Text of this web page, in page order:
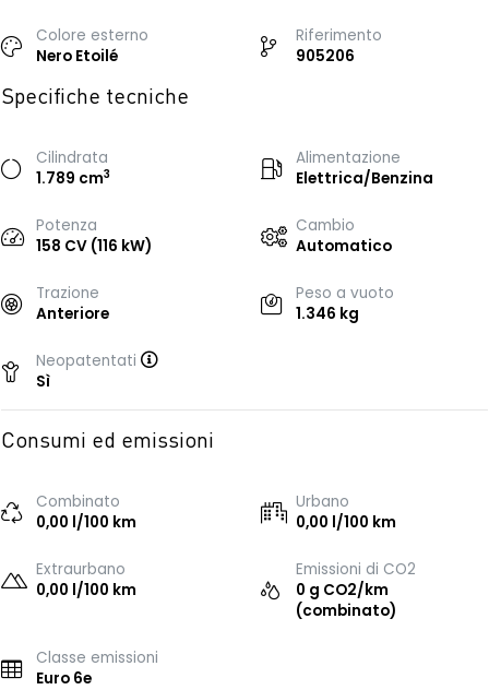
Colore esterno
Nero Etoilé
Riferimento
905206
Specifiche tecniche
Cilindrata
1.789 cm3
Alimentazione
Elettrica/Benzina
Potenza
158 CV (116 kW)
Cambio
Automatico
Trazione
Anteriore
Peso a vuoto
1.346 kg
Neopatentati
Sì
Consumi ed emissioni
Combinato
0,00 l/100 km
Urbano
0,00 l/100 km
Extraurbano
0,00 l/100 km
Emissioni di CO2
0 g CO2/km
(combinato)
Classe emissioni
Euro 6e